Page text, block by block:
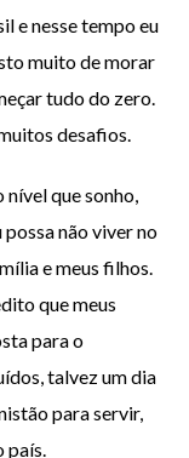
e nesse tempo eu
muito de morar
tudo do zero.
desafios.
nível que sonho,
possa não viver no
e meus filhos.
que meus
para o
talvez um dia
para servir,
país.